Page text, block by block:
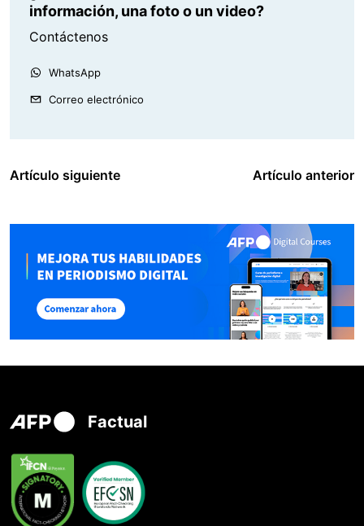
información, una foto o un video?
Contáctenos
WhatsApp
Correo electrónico
Artículo siguiente Artículo anterior
Factual